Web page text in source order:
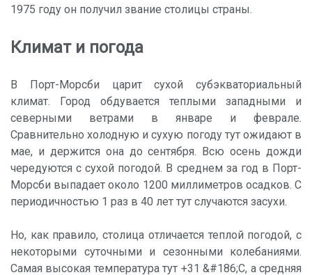
1975 году он получил звание столицы страны.
Климат и погода
В Порт-Морсби царит сухой субэкваториальный
климат. Город обдувается теплыми западными и
северными ветрами в январе и феврале.
Сравнительно холодную и сухую погоду тут ожидают в
мае, и держится она до сентября. Всю осень дожди
чередуются с сухой погодой. В среднем за год в Порт-
Морсби выпадает около 1200 миллиметров осадков. С
периодичностью 1 раз в 40 лет тут случаются засухи.
Но, как правило, столица отличается теплой погодой, с
некоторыми суточными и сезонными колебаниями.
Самая высокая температура тут +31 &#186;С, а средняя